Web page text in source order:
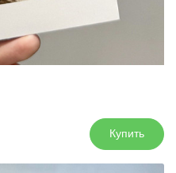
Купить